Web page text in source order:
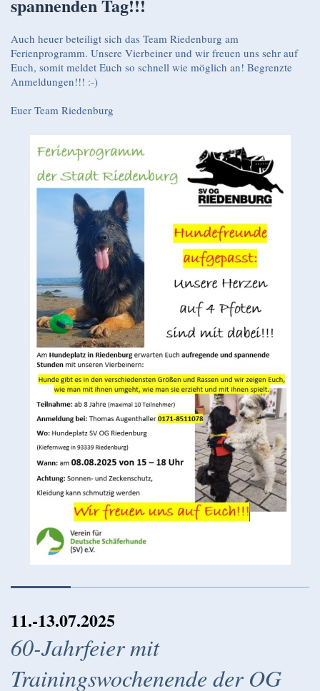
spannenden Tag!!!
Auch heuer beteiligt sich das Team Riedenburg am
Ferienprogramm. Unsere Vierbeiner und wir freuen uns sehr auf
Euch, somit meldet Euch so schnell wie möglich an! Begrenzte
Anmeldungen!!! :-)
Euer Team Riedenburg
11.-13.07.2025
60-Jahrfeier mit
Trainingswochenende der OG